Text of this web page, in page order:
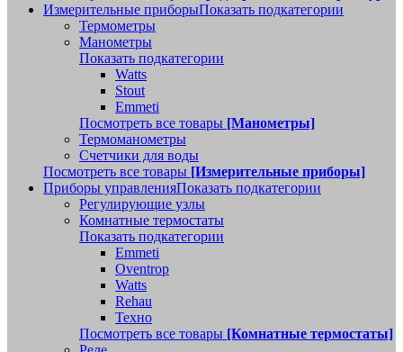
Измерительные приборыПоказать подкатегории
Термометры
Манометры
Показать подкатегории
Watts
Stout
Emmeti
Посмотреть все товары [Манометры]
Термоманометры
Счетчики для воды
Посмотреть все товары [Измерительные приборы]
Приборы управленияПоказать подкатегории
Регулирующие узлы
Комнатные термостаты
Показать подкатегории
Emmeti
Oventrop
Watts
Rehau
Техно
Посмотреть все товары [Комнатные термостаты]